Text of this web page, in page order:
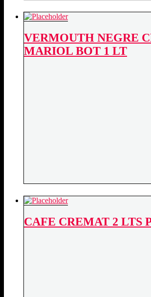
VERMOUTH NEGRE
MARIOL BOT 1 LT
CAFE CREMAT 2 LTS